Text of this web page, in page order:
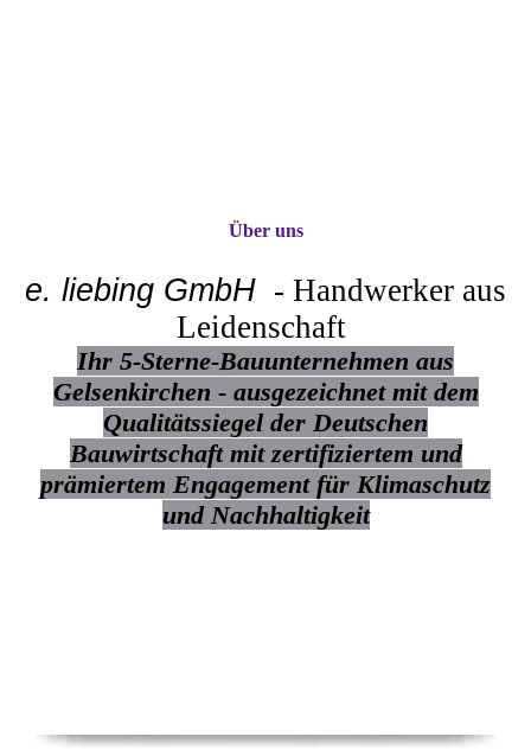
e. liebing GmbH - Handwerker aus
Leidenschaft
Ihr 5-Sterne-Bauunternehmen aus
Gelsenkirchen - ausgezeichnet mit dem
Qualitätssiegel der Deutschen
Bauwirtschaft mit zertifiziertem und
prämiertem Engagement für Klimaschutz
und Nachhaltigkeit
Über uns